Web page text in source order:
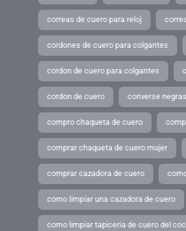
correas de cuero para reloj
cordones de cuero para colgantes
cordon de cuero para colgantes
cordon de cuero converse
compro chaqueta de cuero
comprar chaqueta de cuero mujer
comprar cazadora de cuero
como limpiar una cazadora de cuero
como limpiar tapiceria de cuero del